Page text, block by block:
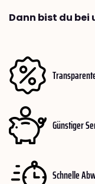
Dann bist du bei
Günstiger
Schnelle